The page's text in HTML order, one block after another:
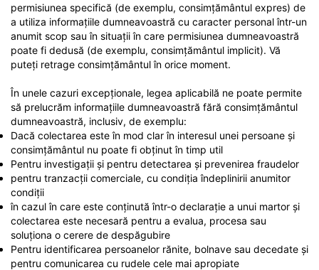
permisiunea specifică (de exemplu, consimțământul expres) de
a utiliza informațiile dumneavoastră cu caracter personal într-un
anumit scop sau în situații în care permisiunea dumneavoastră
poate fi dedusă (de exemplu, consimțământul implicit). Vă
puteți retrage consimțământul în orice moment.
În unele cazuri excepționale, legea aplicabilă ne poate permite
să prelucrăm informațiile dumneavoastră fără consimțământul
dumneavoastră, inclusiv, de exemplu:
Dacă colectarea este în mod clar în interesul unei persoane și
consimțământul nu poate fi obținut în timp util
Pentru investigații și pentru detectarea și prevenirea fraudelor
pentru tranzacții comerciale, cu condiția îndeplinirii anumitor
condiții
în cazul în care este conținută într-o declarație a unui martor și
colectarea este necesară pentru a evalua, procesa sau
soluționa o cerere de despăgubire
Pentru identificarea persoanelor rănite, bolnave sau decedate și
pentru comunicarea cu rudele cele mai apropiate